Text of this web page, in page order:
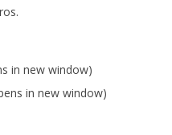
in new window)
in new window)